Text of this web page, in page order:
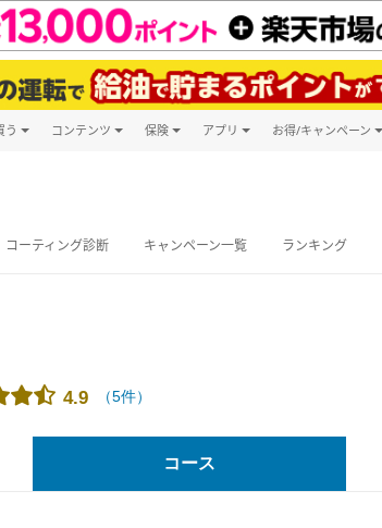
う コンテンツ 保険 アプリ お得/キャンペーン
コーティング診断 キャンペーン一覧 ランキング
4.9 （5件）
コース